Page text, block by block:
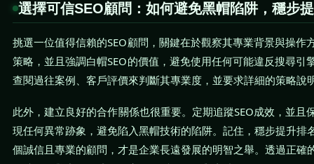
選擇可信SEO顧問：如何避免黑帽陷阱，穩步
挑選一位值得信賴的SEO顧問，關鍵在於觀察其專業背景與操作
策略，並且強調白帽SEO的價值，避免使用任何可能違反搜尋引
查閱過往案例、客戶評價來判斷其專業度，並要求詳細的策略說
此外，建立良好的合作關係也很重要。定期追蹤SEO成效，並且
現任何異常跡象，避免陷入黑帽技術的陷阱。記住，穩步提升排
個誠信且專業的顧問，才是企業長遠發展的明智之舉。透過正確